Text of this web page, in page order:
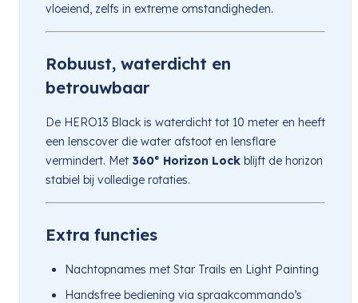
vloeiend, zelfs in extreme omstandigheden.
Robuust, waterdicht en
betrouwbaar
De HERO13 Black is waterdicht tot 10 meter en heeft
een lenscover die water afstoot en lensflare
vermindert. Met 360° Horizon Lock blijft de horizon
stabiel bij volledige rotaties.
Extra functies
Nachtopnames met Star Trails en Light Painting
Handsfree bediening via spraakcommando’s